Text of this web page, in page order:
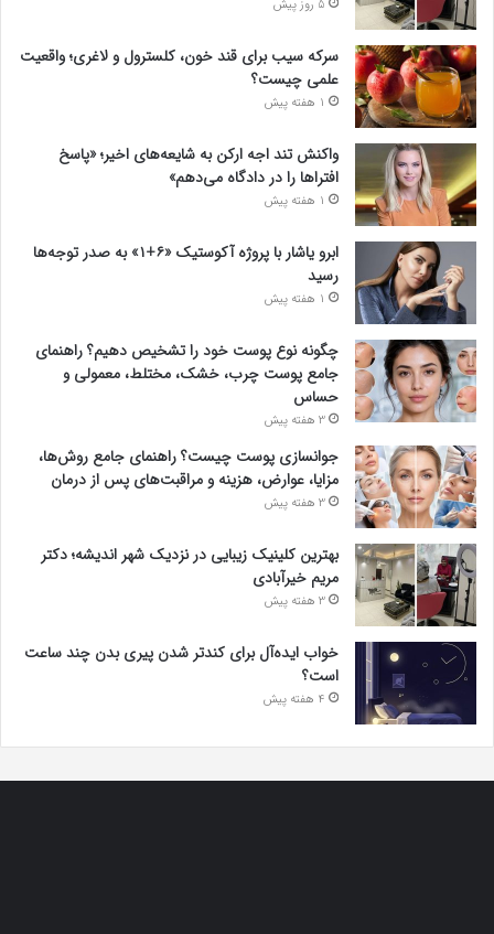
5 روز پیش
سرکه سیب برای قند خون، کلسترول و لاغری؛ واقعیت
علمی چیست؟
1 هفته پیش
واکنش تند اجه ارکن به شایعه‌های اخیر؛ «پاسخ
افتراها را در دادگاه می‌دهم»
1 هفته پیش
ابرو یاشار با پروژه آکوستیک «۶+۱» به صدر توجه‌ها
رسید
1 هفته پیش
چگونه نوع پوست خود را تشخیص دهیم؟ راهنمای
جامع پوست چرب، خشک، مختلط، معمولی و
حساس
3 هفته پیش
جوانسازی پوست چیست؟ راهنمای جامع روش‌ها،
مزایا، عوارض، هزینه و مراقبت‌های پس از درمان
3 هفته پیش
بهترین کلینیک زیبایی در نزدیک شهر اندیشه؛ دکتر
مریم خیرآبادی
3 هفته پیش
خواب ایده‌آل برای کندتر شدن پیری بدن چند ساعت
است؟
4 هفته پیش